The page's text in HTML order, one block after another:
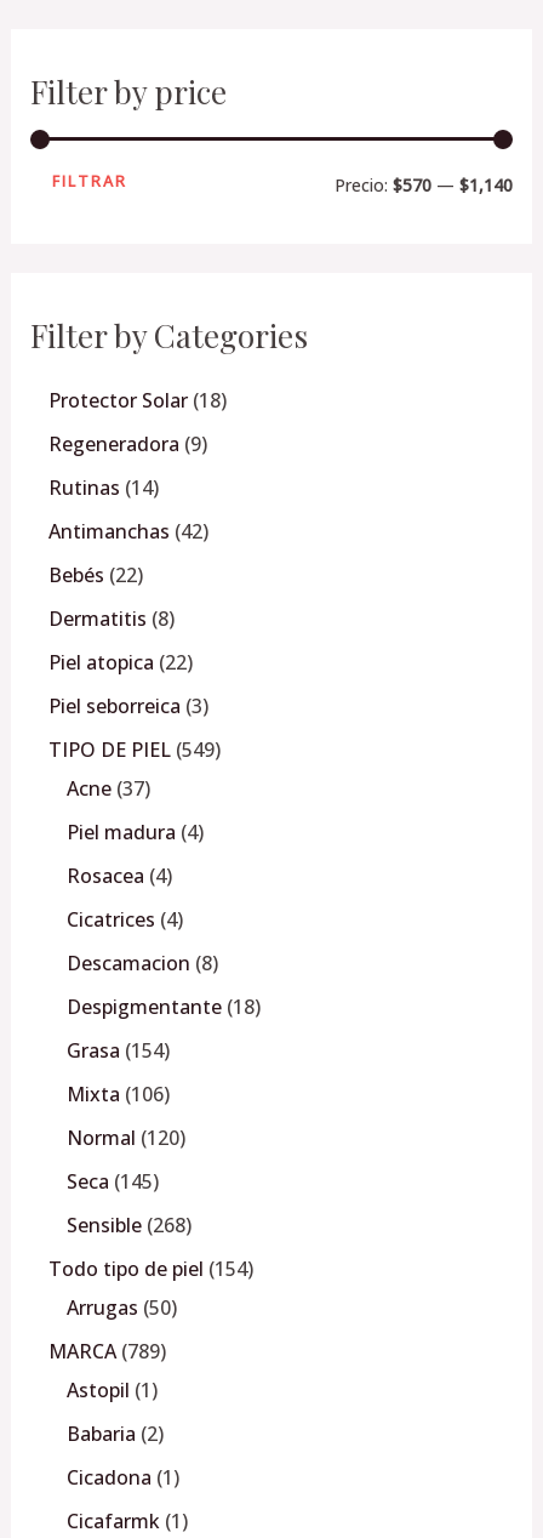
Filter by price
FILTRAR Precio:$570 —$1,140
Filter by Categories
Protector Solar 18
Regeneradora 9
Rutinas 14
Antimanchas 42
Bebés 22
Dermatitis 8
Piel atopica 22
Piel seborreica 3
TIPO DE PIEL 549
Acne 37
Piel madura 4
Rosacea 4
Cicatrices 4
Descamacion 8
Despigmentante 18
Grasa 154
Mixta 106
Normal 120
Seca 145
Sensible 268
Todo tipo de piel 154
Arrugas 50
MARCA 789
Astopil 1
Babaria 2
Cicadona 1
Cicafarmk 1